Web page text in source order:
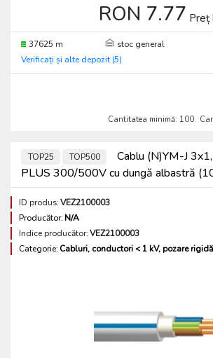
RON 7.77 Preț
37625 m stoc general
Verificați și alte depozit (5)
Cantitatea minimă: 100
TOP25 TOP500
Cablu (N)YM-J
PLUS 300/500V cu dungă albastră
ID produs:VEZ2100003
Producător:N/A
Indice producător:VEZ2100003
Categorie: Cabluri, conductori < 1 kV, pozare rigidă